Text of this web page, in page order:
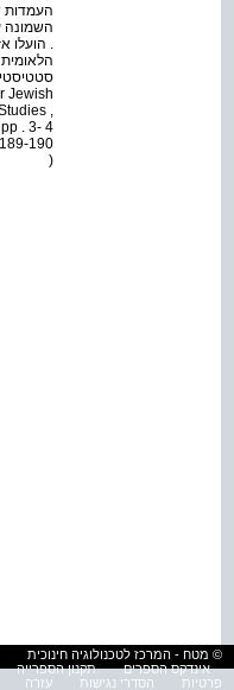
העמדות
השמונה
. הועלו
Jewish
,
(
© מטח - המרכז לטכנולוגיה חינוכית
אינדקס הספרים
תקנון הספרייה
פרטיות
הסדרי נגישות עזרה